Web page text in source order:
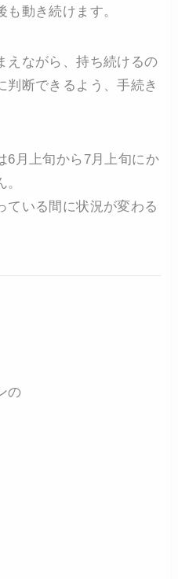
動き続けます。
えながら、持ち続けるの
判断できるよう、手続き
6月上旬から7月上旬にか
ている間に状況が変わる
の